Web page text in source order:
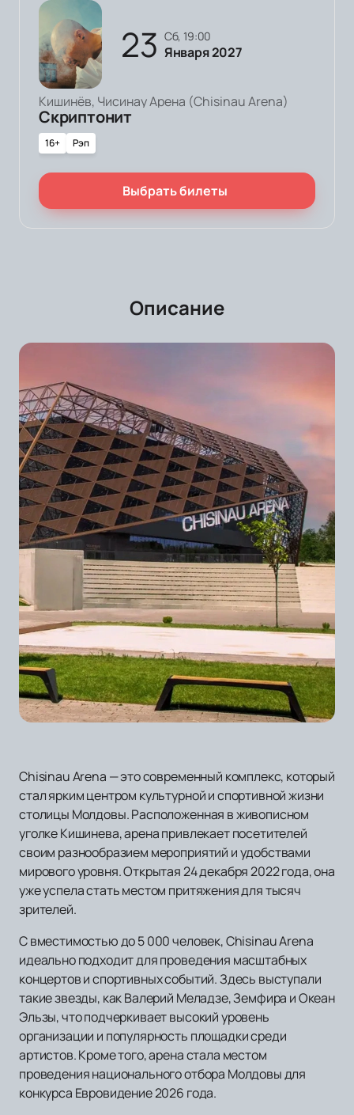
23 сб, 19:00
Января 2027
Кишинёв, Чисинау Арена (Chisinau Arena)
Скриптонит
16+ Рэп
Выбрать билеты
Описание
Chisinau Arena — это современный комплекс, который
стал ярким центром культурной и спортивной жизни
столицы Молдовы. Расположенная в живописном
уголке Кишинева, арена привлекает посетителей
своим разнообразием мероприятий и удобствами
мирового уровня. Открытая 24 декабря 2022 года, она
уже успела стать местом притяжения для тысяч
зрителей.
С вместимостью до 5 000 человек, Chisinau Arena
идеально подходит для проведения масштабных
концертов и спортивных событий. Здесь выступали
такие звезды, как Валерий Меладзе, Земфира и Океан
Эльзы, что подчеркивает высокий уровень
организации и популярность площадки среди
артистов. Кроме того, арена стала местом
проведения национального отбора Молдовы для
конкурса Евровидение 2026 года.